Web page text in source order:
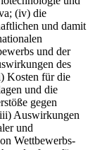
(iv) die
und damit
und der
des
Kosten für die
und die
gegen
Auswirkungen
und
Wettbewerbs-